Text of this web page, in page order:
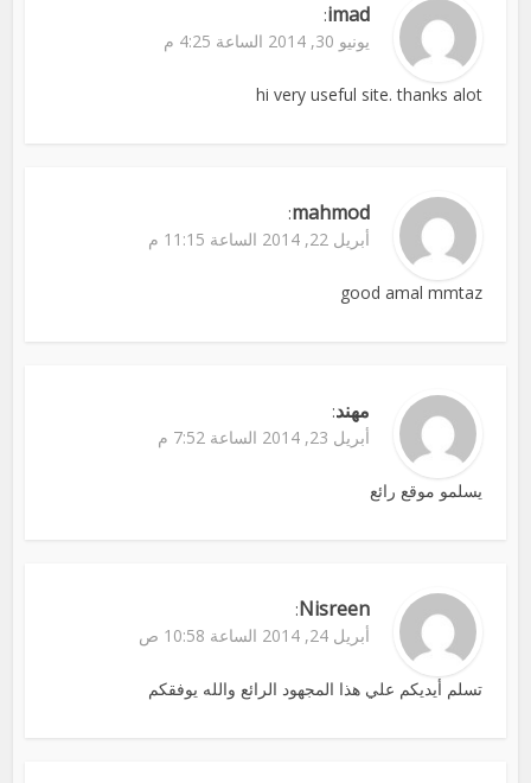
imad
:
يونيو 30, 2014 الساعة 4:25 م
hi very useful site. thanks alot
mahmod
:
أبريل 22, 2014 الساعة 11:15 م
good amal mmtaz
مهند:
أبريل 23, 2014 الساعة 7:52 م
يسلمو موقع رائع
Nisreen
:
أبريل 24, 2014 الساعة 10:58 ص
تسلم أيديكم علي هذا المجهود الرائع والله يوفقكم